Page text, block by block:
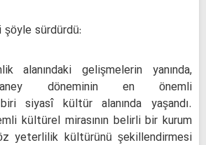
şöyle sürdürdü:
alanındaki gelişmelerin yanında,
döneminin en önemli
siyasî kültür alanında yaşandı.
kültürel mirasının belirli bir kurum
yeterlilik kültürünü şekillendirmesi